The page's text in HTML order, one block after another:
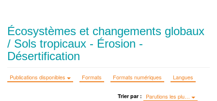
Écosystèmes et changements globaux
/ Sols tropicaux - Érosion -
Désertification
Publications disponibles Formats Formats numériques Langues
Trier par : Parutions les plu…